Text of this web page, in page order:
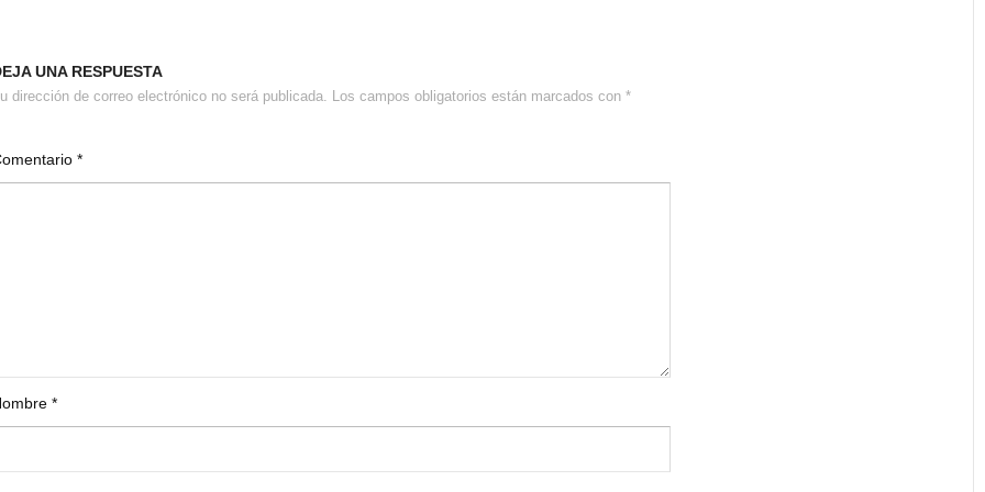
UNA RESPUESTA
dirección de correo electrónico no será publicada. Los campos obligatorios están marcados con*
*
*